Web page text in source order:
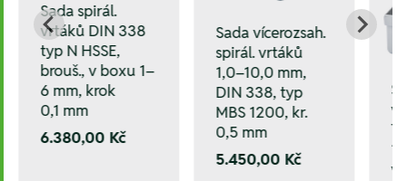
Sada spirál.
vrtáků DIN 338
typ N HSSE,
brouš., v boxu 1–
6 mm, krok
0,1 mm
6.380,00 Kč
Sada vícerozsah.
spirál. vrtáků
1,0–10,0 mm,
DIN 338, typ
MBS 1200, kr.
0,5 mm
5.450,00 Kč
v